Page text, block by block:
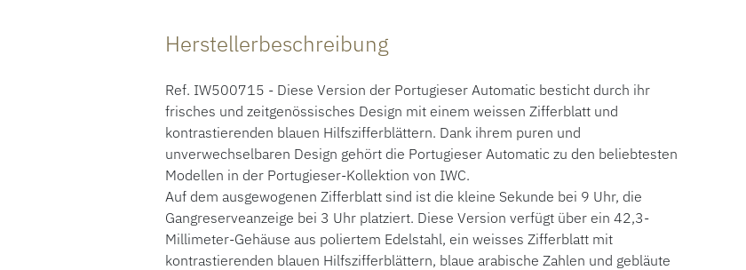
Herstellerbeschreibung
Ref. IW500715 - Diese Version der Portugieser Automatic besticht durch ihr
frisches und zeitgenössisches Design mit einem weissen Zifferblatt und
kontrastierenden blauen Hilfszifferblättern. Dank ihrem puren und
unverwechselbaren Design gehört die Portugieser Automatic zu den beliebtesten
Modellen in der Portugieser-Kollektion von IWC.
Auf dem ausgewogenen Zifferblatt sind ist die kleine Sekunde bei 9 Uhr, die
Gangreserveanzeige bei 3 Uhr platziert. Diese Version verfügt über ein 42,3-
Millimeter-Gehäuse aus poliertem Edelstahl, ein weisses Zifferblatt mit
kontrastierenden blauen Hilfszifferblättern, blaue arabische Zahlen und gebläute